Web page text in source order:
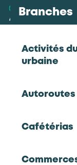
Branches
Activités
urbaine
Autoroutes
Cafétérias
< Retour
Crêpier(ère)